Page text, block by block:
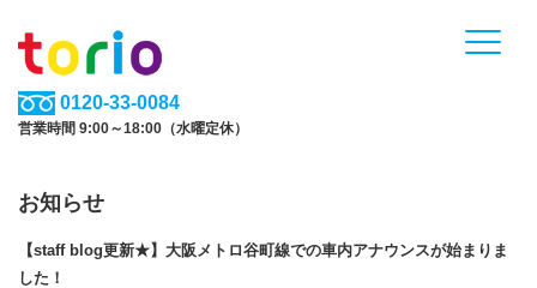
0120-33-0084
営業時間 9:00～18:00（水曜定休）
お知らせ
【staff blog更新★】大阪メトロ谷町線での車内アナウンスが始まりま
した！